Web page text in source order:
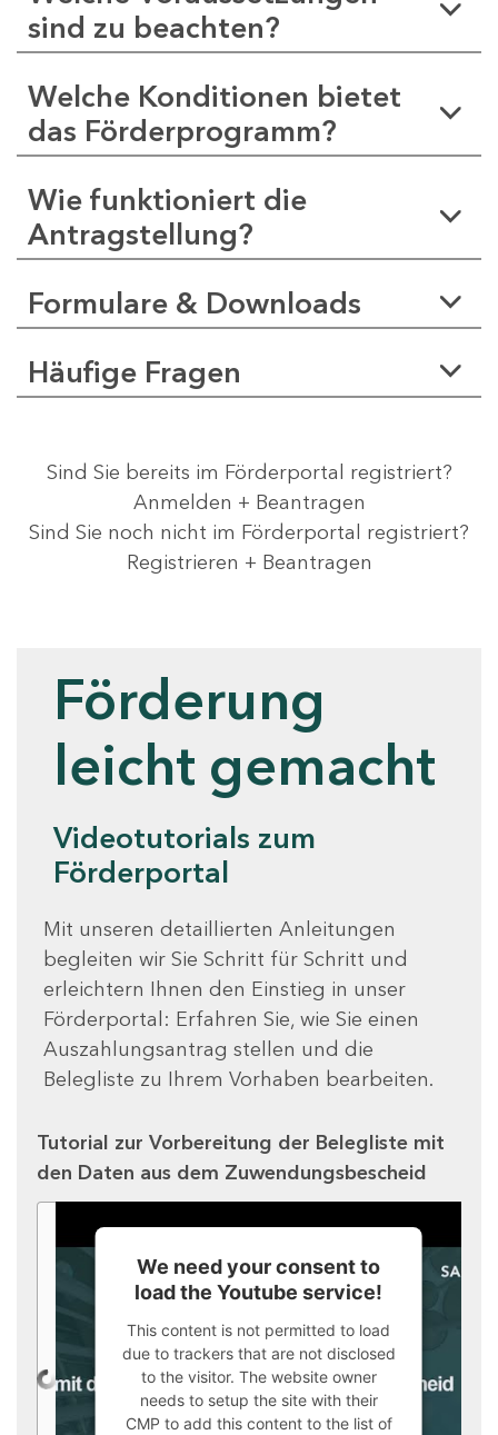
sind zu beachten?
Welche Konditionen bietet
das Förderprogramm?
Wie funktioniert die
Antragstellung?
Formulare & Downloads
Häufige Fragen
Sind Sie bereits im Förderportal registriert?
Anmelden + Beantragen
Sind Sie noch nicht im Förderportal registriert?
Registrieren + Beantragen
Förderung
leicht gemacht
Videotutorials zum
Förderportal
Mit unseren detaillierten Anleitungen
begleiten wir Sie Schritt für Schritt und
erleichtern Ihnen den Einstieg in unser
Förderportal: Erfahren Sie, wie Sie einen
Auszahlungsantrag stellen und die
Belegliste zu Ihrem Vorhaben bearbeiten.
Tutorial zur Vorbereitung der Belegliste mit
den Daten aus dem Zuwendungsbescheid
We need your consent to
load the Youtube service!
This content is not permitted to load
due to trackers that are not disclosed
to the visitor. The website owner
needs to setup the site with their
CMP to add this content to the list of